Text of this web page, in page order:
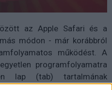
az Apple Safari és a
módon - már korábbról
működést. A
programfolyamatra
lap (tab) tartalmának